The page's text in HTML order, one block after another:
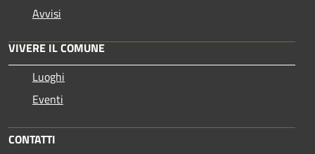
Avvisi
VIVERE IL COMUNE
Luoghi
Eventi
CONTATTI